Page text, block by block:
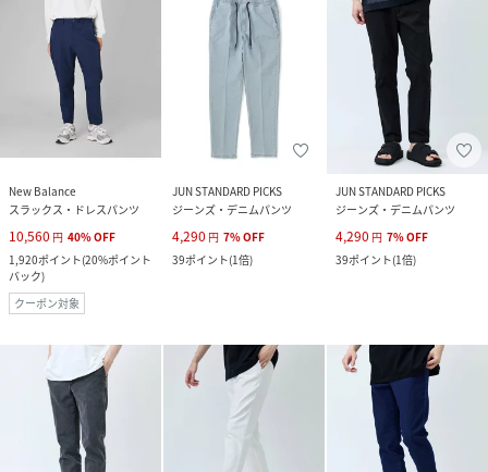
New Balance
スラックス・ドレスパンツ
10,560 円 40%OFF
1,920ポイント(20%ポイント
バック)
クーポン対象
JUN STANDARD PICKS
ジーンズ・デニムパンツ
4,290 円 7%OFF
39ポイント(1倍)
JUN STANDARD PICKS
ジーンズ・デニムパンツ
4,290 円 7%OFF
39ポイント(1倍)